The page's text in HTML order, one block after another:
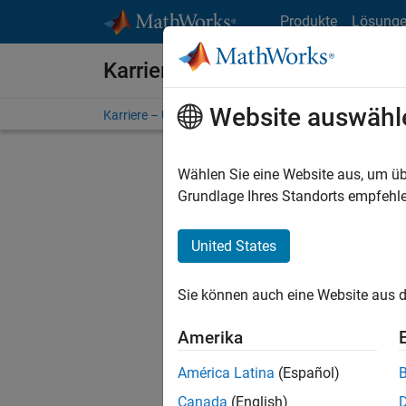
Produkte
Karriere bei MathWorks
Karriere – Übersicht Stellensuche
FILTER:
Stellen
Es
Region
Website
Wählen Sie eine Website aus, um
Grundlage Ihres Standorts
United States
Sie können auch eine Website aus
Amerika
América Latina (Español)
Canada (English)